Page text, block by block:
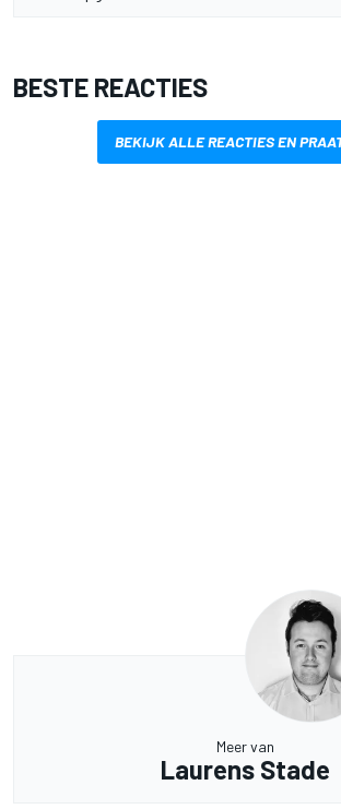
BESTE REACTIES
BEKIJK ALLE REACTIES EN
Meer van
Laurens Stade